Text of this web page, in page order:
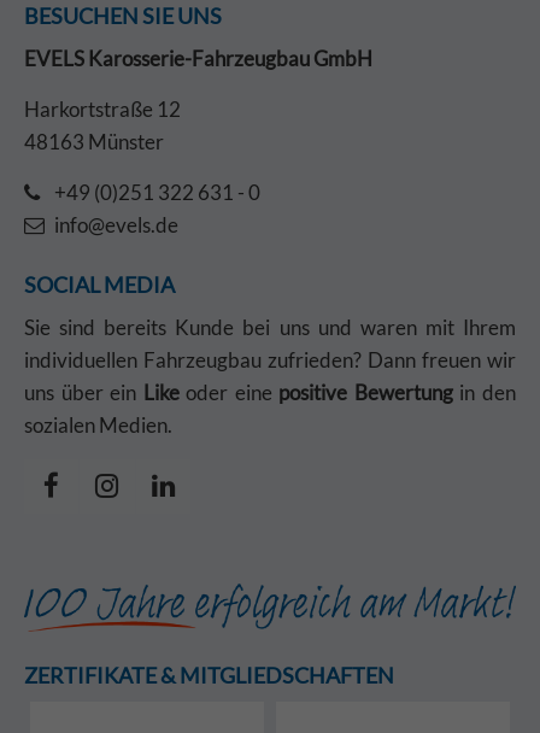
BESUCHEN SIE UNS
EVELS Karosserie-Fahrzeugbau GmbH
Harkortstraße 12
48163 Münster
+49 (0)251 322 631 - 0
info@evels.de
SOCIAL MEDIA
Sie sind bereits Kunde bei uns und waren mit Ihrem
individuellen Fahrzeugbau zufrieden? Dann freuen wir
uns über ein Likeoder eine positive Bewertungin den
sozialen Medien.
ZERTIFIKATE & MITGLIEDSCHAFTEN